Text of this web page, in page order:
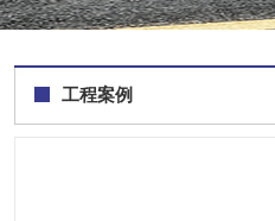
工程案例